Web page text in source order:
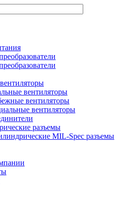
вентиляторы
вентиляторы
вентиляторы
разъемы
MIL-Spec разъемы